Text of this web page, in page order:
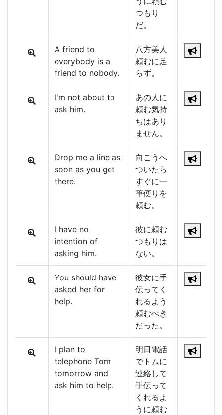
つもり
だ。
A friend to
everybody is a
friend to nobody.
八方美人
頼むに足
らず。
I'm not about to
ask him.
あの人に
頼む気持
ちはあり
ません。
Drop me a line as
soon as you get
there.
向こうへ
ついたら
すぐに一
筆便りを
頼む。
I have no
intention of
asking him.
彼に頼む
つもりは
ない。
You should have
asked her for
help.
彼女に手
伝ってく
れるよう
頼むべき
だった。
I plan to
telephone Tom
tomorrow and
ask him to help.
明日電話
でトムに
連絡して
手伝って
くれるよ
うに頼む